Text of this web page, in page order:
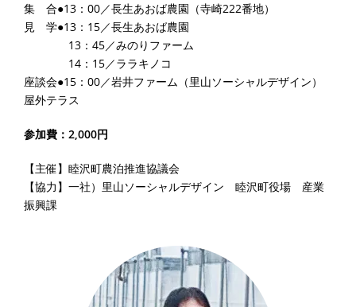
集 合●13：00／長生あおば農園（寺崎222番地）
見 学●13：15／長生あおば農園
13：45／みのりファーム
14：15／ララキノコ
座談会●15：00／岩井ファーム（里山ソーシャルデザイン）
屋外テラス
参加費：2,000円
【主催】睦沢町農泊推進協議会
【協力】一社）里山ソーシャルデザイン 睦沢町役場 産業
振興課